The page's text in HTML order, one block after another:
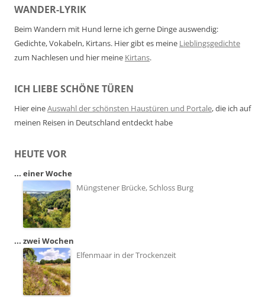
WANDER-LYRIK
Beim Wandern mit Hund lerne ich gerne Dinge auswendig:
Gedichte, Vokabeln, Kirtans. Hier gibt es meine Lieblingsgedichte
zum Nachlesen und hier meine Kirtans.
ICH LIEBE SCHÖNE TÜREN
Hier eineAuswahl der schönsten Haustüren und Portale, die ich auf
meinen Reisen in Deutschland entdeckt habe
HEUTE VOR
... einer Woche
Müngstener Brücke, Schloss Burg
... zwei Wochen
Elfenmaar in der Trockenzeit